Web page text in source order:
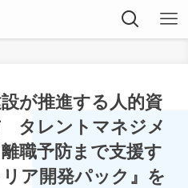
が推進する人的資
タレントマネジメ
職予防まで支援す
ア開発パック』を